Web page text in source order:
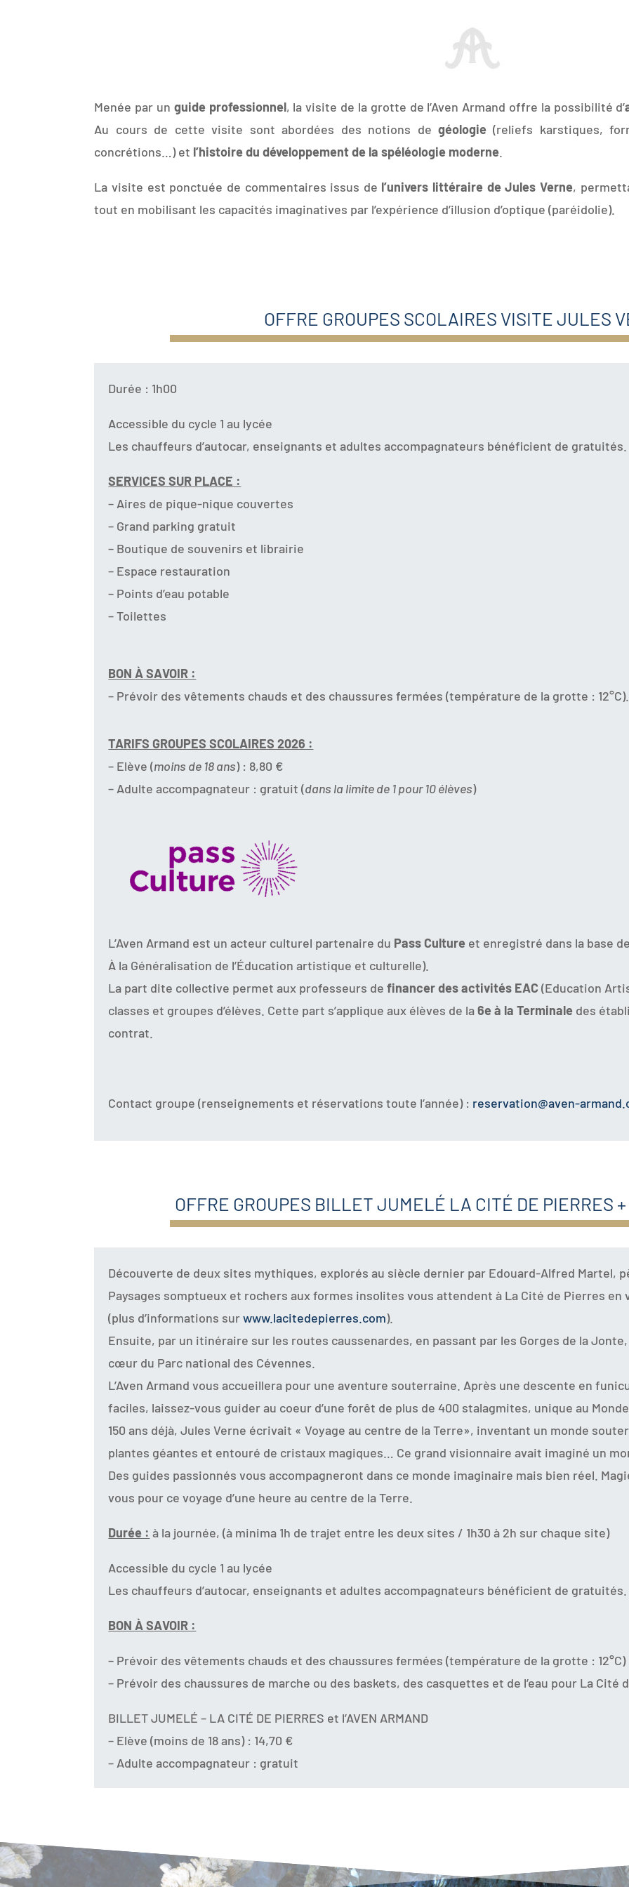
Menée par un guide professionnel, la visite de la grotte de l’Aven Armand offre la possibilité d’
Au cours de cette visite sont abordées des notions de géologie(reliefs karstiques,
concrétions…) et l’histoire du développement de la spéléologie moderne
La visite est ponctuée de commentaires issus de l’univers littéraire de Jules Verne,
tout en mobilisant les capacités imaginatives par l’expérience d’illusion d’optique (paréidolie).
OFFRE GROUPES SCOLAIRES VISITE JULES
Durée : 1h00
Accessible du cycle 1 au lycée
Les chauffeurs d’autocar, enseignants et adultes accompagnateurs bénéficient de gratuités.
SERVICES SUR PLACE :
– Aires de pique-nique couvertes
– Grand parking gratuit
– Boutique de souvenirs et librairie
– Espace restauration
– Points d’eau potable
– Toilettes
BON ÀSAVOIR :
– Prévoir des vêtements chauds et des chaussures fermées (température de la grotte : 12°C).
TARIFS GROUPES SCOLAIRES 2026 :
– Elève (moins de 18 ans) : 8,80 €
– Adulte accompagnateur : gratuit (dans la limite de 1 pour 10 élèves)
L’Aven Armand est un acteur culturel partenaire du Pass Culture et enregistré dans la base
À la Généralisation de l’Éducation artistique et culturelle).
La part dite collective permet aux professeurs definancer des activités EAC (Education
classes et groupes d’élèves. Cette part s’applique aux élèves de la6e à la Terminale des
contrat.
Contact groupe (renseignements et réservations toute l’année) : reservation@aven-
OFFRE GROUPES BILLET JUMELÉ LA CITÉ DE PIERRES +
Découverte de deux sites mythiques, explorés au siècle dernier par Edouard-Alfred Martel,
Paysages somptueux et rochers aux formes insolites vous attendent à La Cité de Pierres
(plus d’informations surwww.lacitedepierres.com).
Ensuite, par un itinéraire sur les routes caussenardes, en passant par les Gorges de la
cœur du Parc national des Cévennes.
L’Aven Armand vous accueillera pour une aventure souterraine. Après une descente en
faciles, laissez-vous guider au coeur d’une forêt de plus de 400 stalagmites, unique au
150 ans déjà, Jules Verne écrivait « Voyage au centre de la Terre», inventant un monde
plantes géantes et entouré de cristaux magiques… Ce grand visionnaire avait imaginé un
Des guides passionnés vous accompagneront dans ce monde imaginaire mais bien réel.
vous pour ce voyage d’une heure au centre de la Terre.
Durée : à la journée, (à minima 1h de trajet entre les deux sites / 1h30 à 2h sur chaque site)
Accessible du cycle 1 au lycée
Les chauffeurs d’autocar, enseignants et adultes accompagnateurs bénéficient de gratuités.
BON À SAVOIR :
– Prévoir des vêtements chauds et des chaussures fermées (température de la grotte : 12°C)
– Prévoir des chaussures de marche ou des baskets, des casquettes et de l’eau pour La Cité
BILLET JUMELÉ – LA CITÉ DE PIERRES et l’AVEN ARMAND
– Elève (moins de 18 ans) : 14,70 €
– Adulte accompagnateur : gratuit